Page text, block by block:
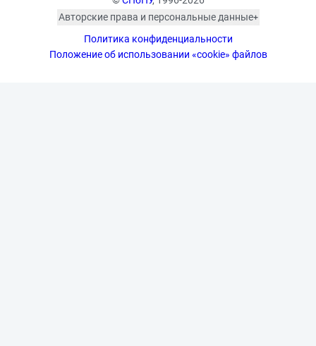
Авторские права и персональные данные
изображённых лиц в соответствии
с требованиями законодательства
Политика конфиденциальности
Положение об использовании «cookie» файлов